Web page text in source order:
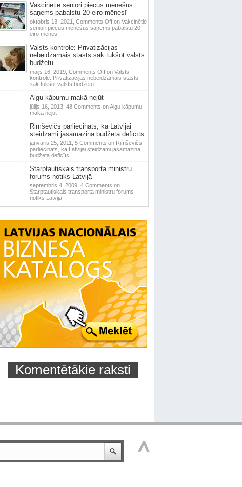
Vakcinētie seniori piecus mēnešus
saņems pabalstu 20 eiro mēnesī
oktobris 13, 2021, Comments Offon Vakcinētie
seniori piecus mēnešus saņems pabalstu 20
eiro mēnesī
Valsts kontrole: Privatizācijas
nebeidzamais stāsts sāk tukšot valsts
budžetu
maijs 16, 2019, Comments Offon Valsts
kontrole: Privatizācijas nebeidzamais stāsts
sāk tukšot valsts budžetu
Algu kāpumu makā nejūt
jūlijs 16, 2013, 48 Comments on Algu kāpumu
makā nejūt
Rimšēvičs pārliecināts, ka Latvijai
steidzami jāsamazina budžeta deficīts
janvāris 25, 2011, 5 Comments on Rimšēvičs
pārliecināts, ka Latvijai steidzami jāsamazina
budžeta deficīts
Starptautiskais transporta ministru
forums notiks Latvijā
septembris 4, 2009, 4 Comments on
Starptautiskais transporta ministru forums
notiks Latvijā
Komentētākie raksti